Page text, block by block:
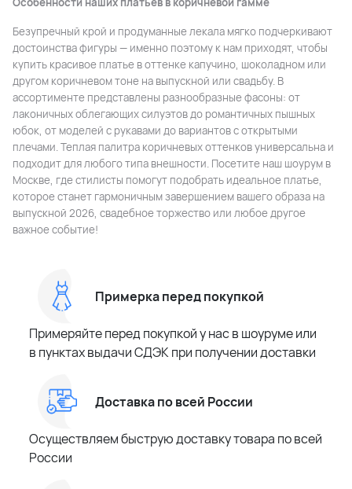
Безупречный крой и продуманные лекала мягко подчеркивают
достоинства фигуры — именно поэтому к нам приходят, чтобы
купить красивое платье в оттенке капучино, шоколадном или
другом коричневом тоне на выпускной или свадьбу. В
ассортименте представлены разнообразные фасоны: от
лаконичных облегающих силуэтов до романтичных пышных
юбок, от моделей с рукавами до вариантов с открытыми
плечами. Теплая палитра коричневых оттенков универсальна и
подходит для любого типа внешности. Посетите наш шоурум в
Москве, где стилисты помогут подобрать идеальное платье,
которое станет гармоничным завершением вашего образа на
выпускной 2026, свадебное торжество или любое другое
важное событие!
Примерка перед покупкой
Примеряйте перед покупкой у нас в шоуруме или
в пунктах выдачи СДЭК при получении доставки
Доставка по всей России
Осуществляем быструю доставку товара по всей
России